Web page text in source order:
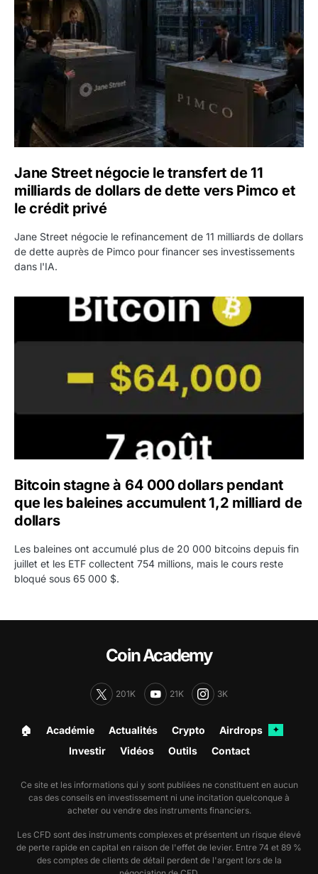
Jane Street négocie le transfert de 11
milliards de dollars de dette vers Pimco et
le crédit privé
Jane Street négocie le refinancement de 11 milliards de dollars
de dette auprès de Pimco pour financer ses investissements
dans l'IA.
Bitcoin stagne à 64 000 dollars pendant que les
Bitcoin stagne à 64 000 dollars pendant
que les baleines accumulent 1,2 milliard de
dollars
Les baleines ont accumulé plus de 20 000 bitcoins depuis fin
juillet et les ETF collectent 754 millions, mais le cours reste
bloqué sous 65 000 $.
Coin Academy
201K 21K 3K
🏠︎ Académie Actualités Crypto Airdrops ✦
Investir Vidéos Outils Contact
Ce site et les informations qui y sont publiées ne constituent en aucun
cas des conseils en investissement ni une incitation quelconque à
acheter ou vendre des instruments financiers.
Les CFD sont des instruments complexes et présentent un risque élevé
de perte rapide en capital en raison de l'effet de levier. Entre 74 et 89 %
des comptes de clients de détail perdent de l'argent lors de la